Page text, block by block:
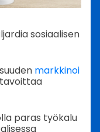
sosiaalisen
markkinoi
paras työkalu